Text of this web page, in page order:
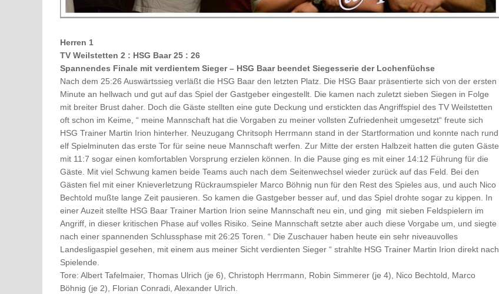
Herren 1
TV Weilstetten 2 : HSG Baar 25 : 26
Spannendes Finale mit verdientem Sieger – HSG Baar beendet Siegesserie der Lochenfüchse
Nach dem 25:26 Auswärtssieg verläßt die HSG Baar den letzten Platz. Die HSG Baar präsentierte sich von der ersten
Minute an hellwach und gut auf das Spiel der Gastgeber eingestellt. Die kamen nach zuletzt sieben Siegen in Folge
mit breiter Brust daher. Doch die Gäste stellten eine gute Deckung und erstickten das Angriffspiel des TV Weilstetten
oft schon im Keime, “ meine Mannschaft hat die Vorgaben zu meiner vollsten Zufriedenheit umgesetzt“ freute sich
HSG Trainer Martin Irion hinterher. Neuzugang Chritsoph Herrmann stand in der Startformation und konnte nach rund
elf Spielminuten das erste Tor für seine neue Mannschaft werfen. Zur Mitte der ersten Halbzeit hatten die guten Gäste
mit 11:7 sogar einen komfortablen Vorsprung erzielen können. In die Pause ging es mit einer 14:12 Führung für die
Gäste. Mit viel Schwung kamen beide Teams auch nach dem Seitenwechsel wieder zurück auf das Feld. Bei den
Gästen fiel mit einer Knieverletzung Rückraumspieler Marco Böhnig nun für den Rest des Spieles aus, und auch Nico
Bechtold mußte lange Zeit pausieren. So kamen die Gastgeber besser auf, und das Spiel drohte sogar zu kippen. In
einer Auzeit stellte HSG Baar Trainer Martion Irion seine Mannschaft neu ein, und ging mit sieben Feldspielern im
Angriff, in dieser kritischen Phase auf volles Risiko. Seine Mannschaft setzte aber auch diese Vorgabe um, und siegte
nach einer spannenden Schlussphase mit 26:25 Toren. “ Die Zuschauer haben heute ein sehr niveauvolles
Landesligaspiel gesehen, mit einem aus meiner Sicht verdienten Sieger “ strahlte HSG Trainer Martin Irion direkt nach
Spielende.
Tore: Albert Tafelmaier, Thomas Ulrich (je 6), Christoph Herrmann, Robin Simmerer (je 4), Nico Bechtold, Marco
Böhnig (je 2), Florian Conradi, Alexander Ulrich.